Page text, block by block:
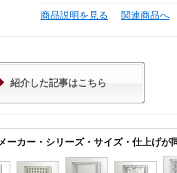
商品説明を見る 関連商品へ
紹介した記事はこちら
メーカー・シリーズ・サイズ・仕上げが